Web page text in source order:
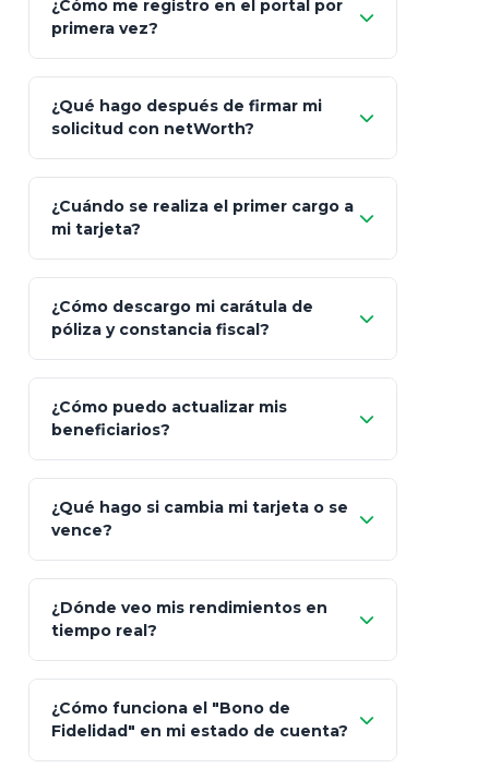
Client"
App Store (iOS) Google Play
¿Cómo me registro en el portal por
primera vez?
Bienvenida
"¿Aún no tienes cuenta?
Regístrate"
¿Qué hago después de firmar mi
solicitud con netWorth?
¿Cuándo se realiza el primer cargo a
mi tarjeta?
¿Cómo descargo mi carátula de
póliza y constancia fiscal?
"Mis Pólizas" > "Documentos"
¿Cómo puedo actualizar mis
beneficiarios?
¿Qué hago si cambia mi tarjeta o se
vence?
"Link
de Cobro Seguro"
¿Dónde veo mis rendimientos en
tiempo real?
¿Cómo funciona el "Bono de
Fidelidad" en mi estado de cuenta?